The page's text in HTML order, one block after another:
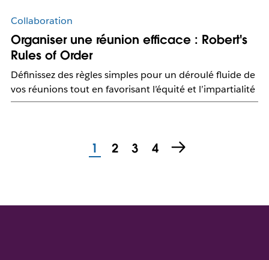
Collaboration
Organiser une réunion efficace : Robert's
Rules of Order
Définissez des règles simples pour un déroulé fluide de
vos réunions tout en favorisant l’équité et l’impartialité
1 2 3 4